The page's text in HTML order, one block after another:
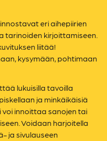
eri aihepiirien
tarinoiden kirjoittamiseen.
liitää!
kysymään, pohtimaan
lukuisilla tavoilla
ja minkäikäisiä
innoittaa sanojen tai
Voidaan harjoitella
ja sivulauseen